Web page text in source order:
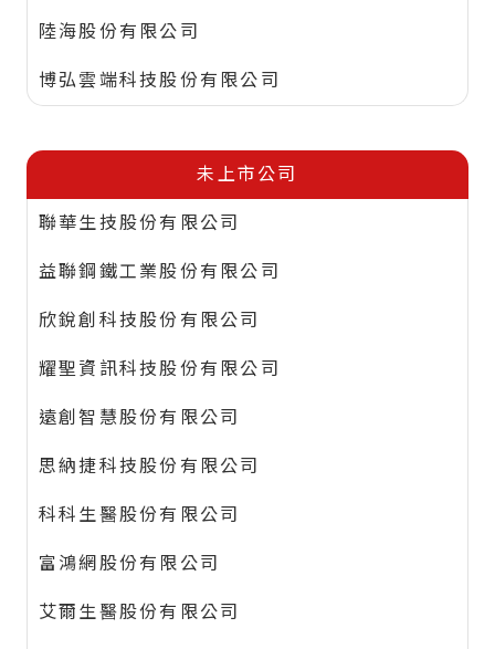
陸海股份有限公司
博弘雲端科技股份有限公司
未上市公司
聯華生技股份有限公司
益聯鋼鐵工業股份有限公司
欣銳創科技股份有限公司
耀聖資訊科技股份有限公司
遠創智慧股份有限公司
思納捷科技股份有限公司
科科生醫股份有限公司
富鴻網股份有限公司
艾爾生醫股份有限公司